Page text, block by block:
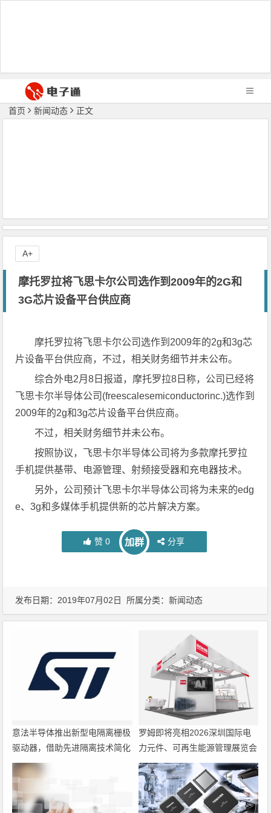
首页 新闻动态 正文
摩托罗拉将飞思卡尔公司选作到2009年的2G和
3G芯片设备平台供应商
摩托罗拉将飞思卡尔公司选作到2009年的2g和3g芯
片设备平台供应商，不过，相关财务细节并未公布。
综合外电2月8日报道，摩托罗拉8日称，公司已经将
飞思卡尔半导体公司(freescalesemiconductorinc.)选作到
2009年的2g和3g芯片设备平台供应商。
不过，相关财务细节并未公布。
按照协议，飞思卡尔半导体公司将为多款摩托罗拉
手机提供基带、电源管理、射频接受器和充电器技术。
另外，公司预计飞思卡尔半导体公司将为未来的edg
e、3g和多媒体手机提供新的芯片解决方案。
赞 0 加群 分享
A+
发布日期：2019年07月02日 所属分类：新闻动态
意法半导体推出新型电隔离栅极
驱动器，借助先进隔离技术简化
电源设计
罗姆即将亮相2026深圳国际电
力元件、可再生能源管理展览会
暨研讨会